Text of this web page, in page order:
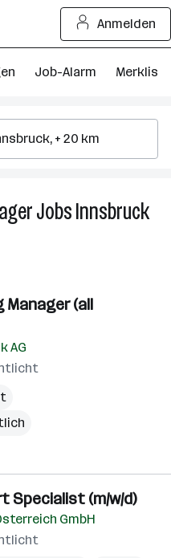
Anmelden
Job-Alarm Merkliste
JobsInnsbruck8
Manager (all
AG
Specialist (m/w/d)
GmbH